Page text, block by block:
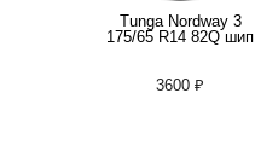
Tunga Nordway 3
175/65 R14 82Q шип
3600 ₽